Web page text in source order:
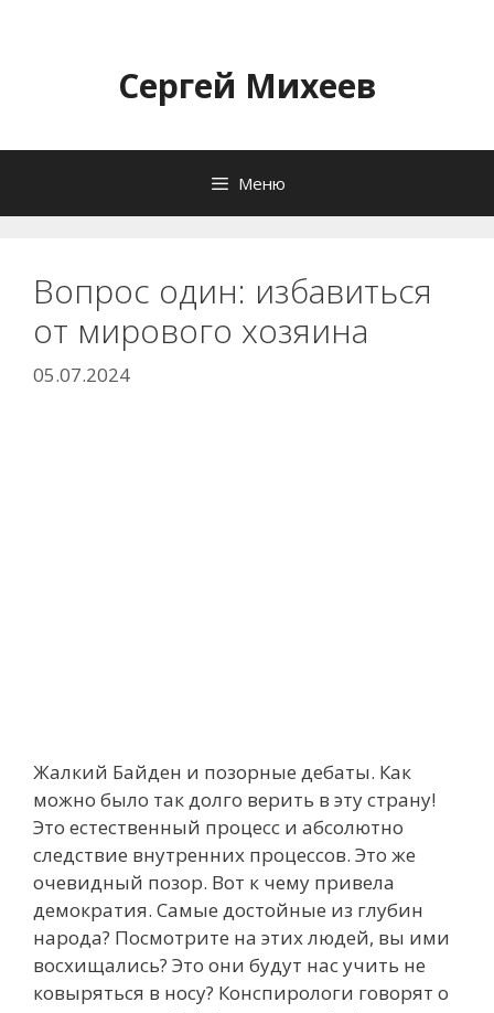
содержимомуСергей Михеев
Меню
Вопрос один: избавиться
от мирового хозяина
05.07.2024
Жалкий Байден и позорные дебаты. Как
можно было так долго верить в эту страну!
Это естественный процесс и абсолютно
следствие внутренних процессов. Это же
очевидный позор. Вот к чему привела
демократия. Самые достойные из глубин
народа? Посмотрите на этих людей, вы ими
восхищались? Это они будут нас учить не
ковыряться в носу? Конспирологи говорят о